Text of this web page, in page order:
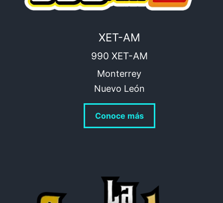
XET-AM
990 XET-AM
Monterrey
Nuevo León
Conoce más